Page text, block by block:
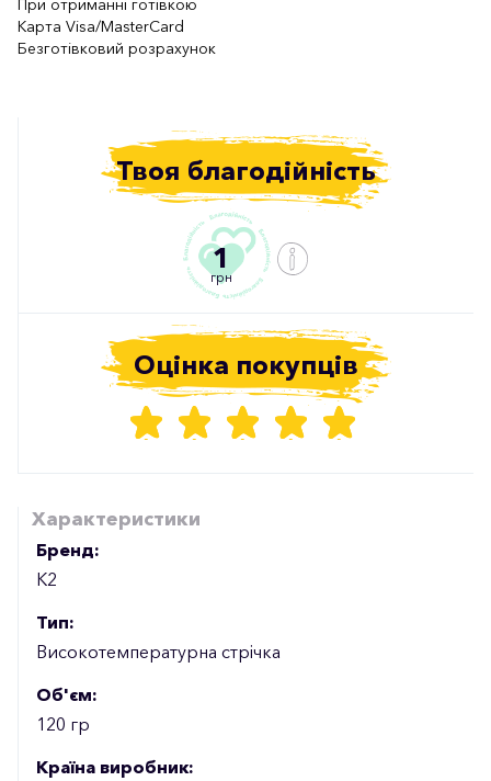
При отриманні готівкою
Карта Visa/MasterCard
Безготівковий розрахунок
Твоя благодійність
1
грн
Оцінка покупців
Характеристики
Бренд:
К2
Тип:
Високотемпературна стрічка
Об'єм:
120 гр
Країна виробник: